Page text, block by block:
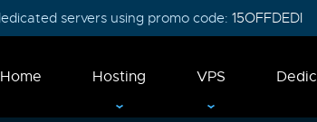
servers using promo code: 15OFFDEDI
Home Hosting VPS